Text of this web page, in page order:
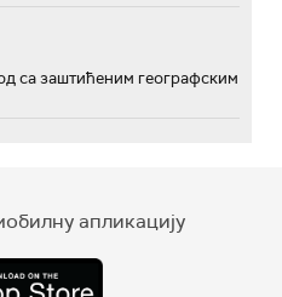
са заштићеним географским
апликацију